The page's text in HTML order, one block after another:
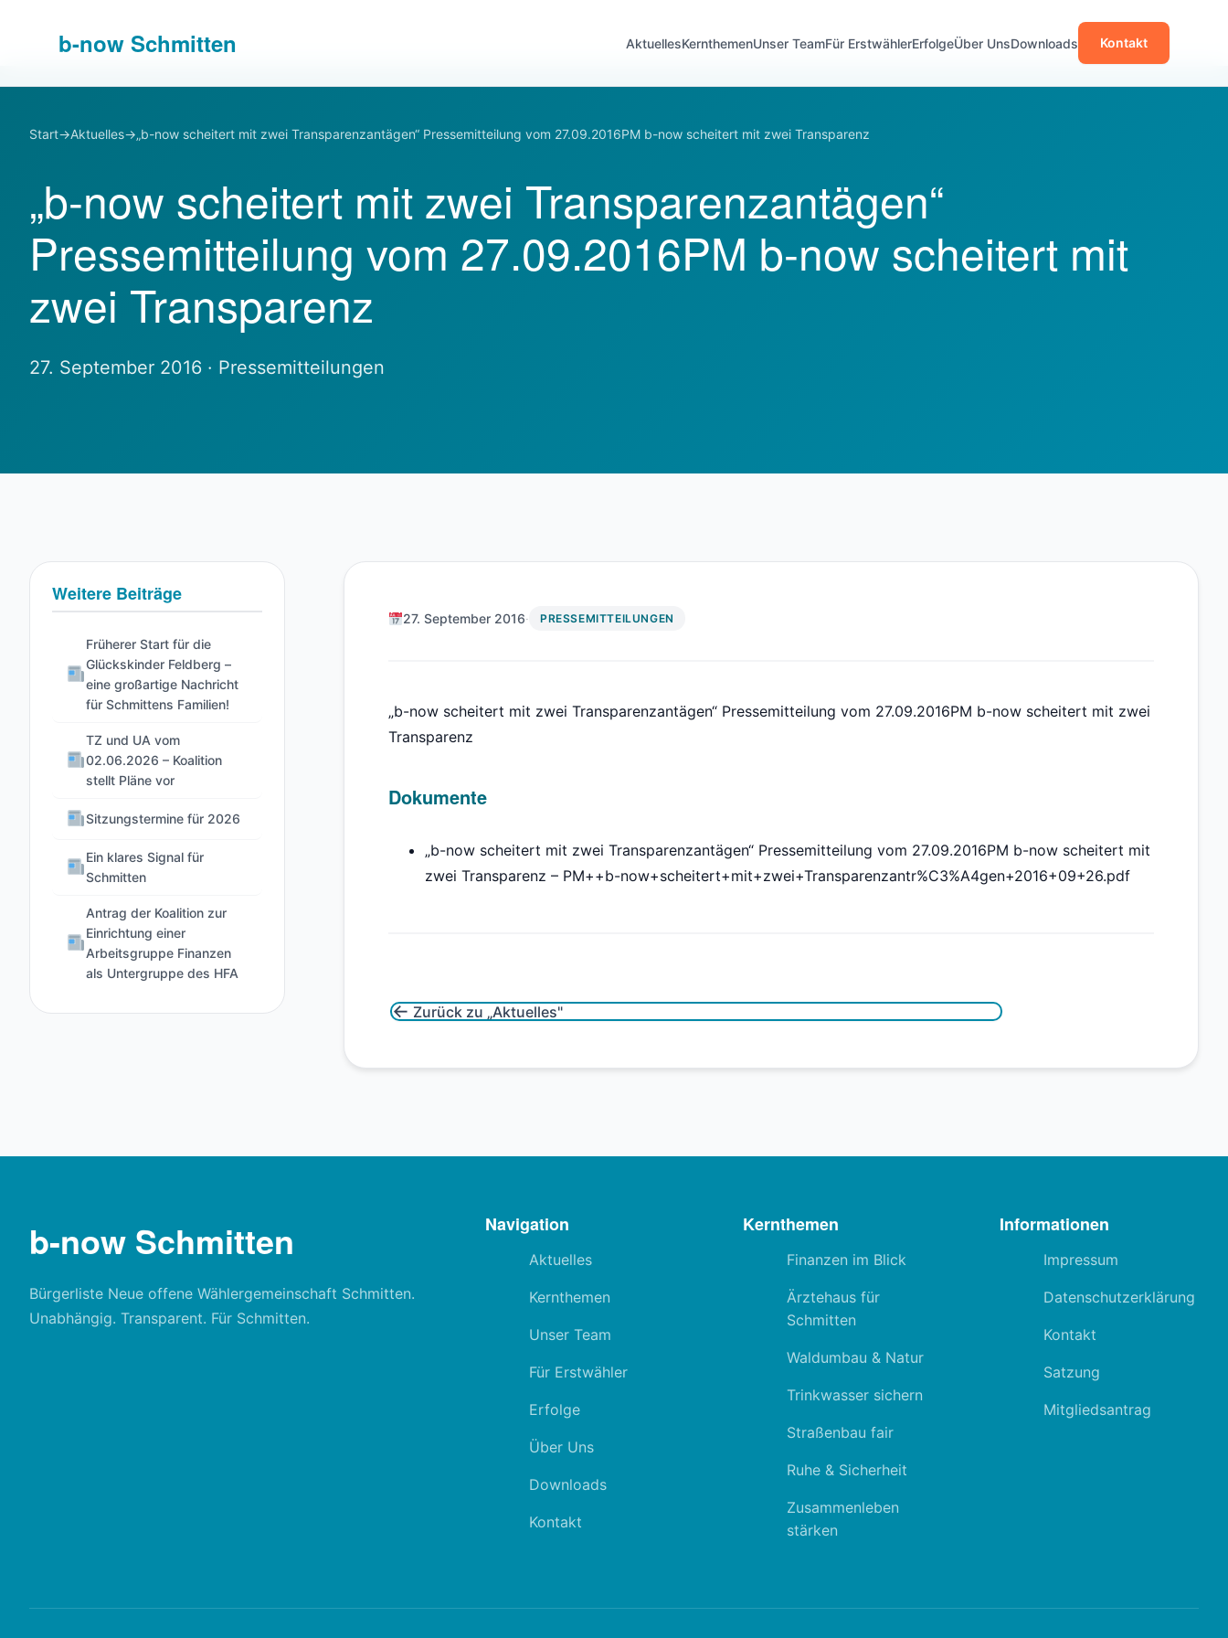
b-now Schmitten AktuellesKernthemenUnser TeamFür ErstwählerErfolgeÜber UnsDownloads Kontakt
Start→Aktuelles→„b-now scheitert mit zwei Transparenzantägen“ Pressemitteilung vom 27.09.2016PM b-now scheitert mit zwei Transparenz
„b-now scheitert mit zwei Transparenzantägen“
Pressemitteilung vom 27.09.2016PM b-now scheitert mit
zwei Transparenz
27. September 2016 · Pressemitteilungen
Weitere Beiträge
Früherer Start für die
Glückskinder Feldberg –
eine großartige Nachricht
für Schmittens Familien!
TZ und UA vom
02.06.2026 – Koalition
stellt Pläne vor
Sitzungstermine für 2026
Ein klares Signal für
Schmitten
Antrag der Koalition zur
Einrichtung einer
Arbeitsgruppe Finanzen
als Untergruppe des HFA
27. September 2016· PRESSEMITTEILUNGEN
„b-now scheitert mit zwei Transparenzantägen“ Pressemitteilung vom 27.09.2016PM b-now scheitert mit zwei
Transparenz
Dokumente
„b-now scheitert mit zwei Transparenzantägen“ Pressemitteilung vom 27.09.2016PM b-now scheitert mit
zwei Transparenz – PM++b-now+scheitert+mit+zwei+Transparenzantr%C3%A4gen+2016+09+26.pdf
← Zurück zu „Aktuelles"
b-now Schmitten
Bürgerliste Neue offene Wählergemeinschaft Schmitten.
Unabhängig. Transparent. Für Schmitten.
Navigation
Aktuelles
Kernthemen
Unser Team
Für Erstwähler
Erfolge
Über Uns
Downloads
Kontakt
Kernthemen
Finanzen im Blick
Ärztehaus für
Schmitten
Waldumbau & Natur
Trinkwasser sichern
Straßenbau fair
Ruhe & Sicherheit
Zusammenleben
stärken
Informationen
Impressum
Datenschutzerklärung
Kontakt
Satzung
Mitgliedsantrag